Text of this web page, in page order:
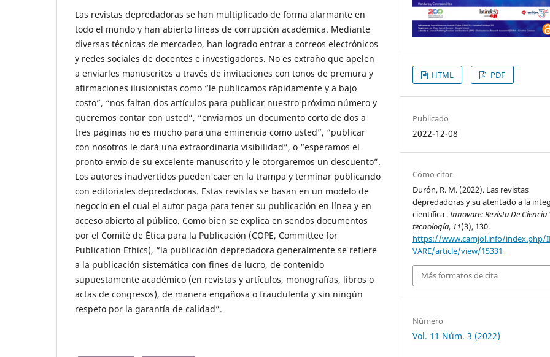
Las revistas depredadoras se han multiplicado de forma alarmante en
todo el mundo y han abierto líneas de corrupción académica. Mediante
diversas técnicas de mercadeo, han logrado entrar a correos electrónicos
y redes sociales de docentes e investigadores. No es extraño que apelen
a enviarles manuscritos a través de invitaciones con tonos de premura y
afirmaciones ilusionistas como “le publicamos rápidamente y a bajo
costo”, “nos faltan dos artículos para publicar nuestro próximo número y
queremos contar con usted”, “enviarnos un documento corto de dos a
tres páginas no es mucho para una eminencia como usted”, “publicar
con nosotros le dará una extraordinaria visibilidad”, o “esperamos el
pronto envío de su excelente manuscrito y le otorgaremos un descuento”.
Los autores inadvertidos pueden caer en la trampa y terminar publicando
con editoriales depredadoras. Estas revistas se basan en un modelo de
negocio en el cual el autor paga para tener su publicación en línea y en
acceso abierto al público. Como bien se explica en sendos documentos
por el Comité de Ética para la Publicación (COPE, Committee for
Publication Ethics), “la publicación depredadora generalmente se refiere
a la publicación sistemática con fines de lucro, de contenido
supuestamente académico (en revistas y artículos, monografías, libros o
actas de congresos), de manera engañosa o fraudulenta y sin ningún
respeto por la garantía de calidad”.
HTML PDF
Publicado
2022-12-08
Cómo citar
Durón, R. M. (2022). Las revistas
depredadoras y su atentado a la
científica .Innovare: Revista De Ciencia
tecnología, 11(3), 130.
https://www.camjol.info/index.php/
VARE/article/view/15331
Más formatos de cita
Número
Vol. 11 Núm. 3 (2022)